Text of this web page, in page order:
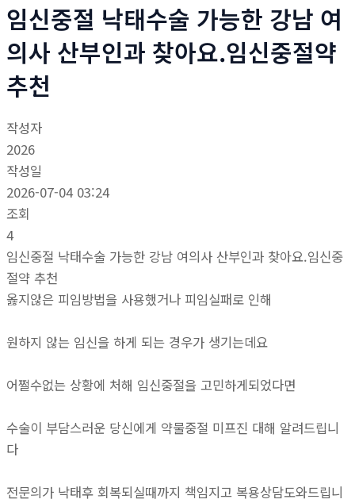
임신중절 낙태수술 가능한 강남 여
의사 산부인과 찾아요.임신중절약
추천
작성자
2026
작성일
2026-07-04 03:24
조회
4
임신중절 낙태수술 가능한 강남 여의사 산부인과 찾아요.임신중
절약 추천
옳지않은 피임방법을 사용했거나 피임실패로 인해
원하지 않는 임신을 하게 되는 경우가 생기는데요
어쩔수없는 상황에 처해 임신중절을 고민하게되었다면
수술이 부담스러운 당신에게 약물중절 미프진 대해 알려드립니
다
전문의가 낙태후 회복되실때까지 책임지고 복용상담도와드립니